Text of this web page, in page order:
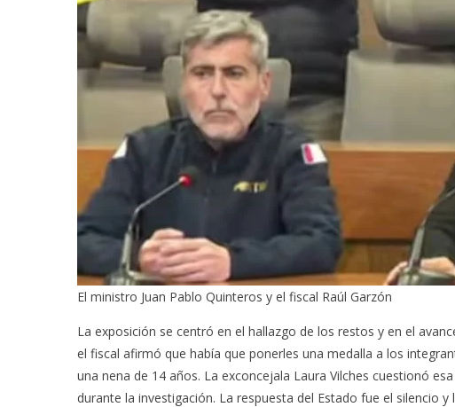
El ministro Juan Pablo Quinteros y el fiscal Raúl Garzón
La exposición se centró en el hallazgo de los restos y en el
el fiscal afirmó que había que ponerles una medalla a los
una nena de 14 años. La exconcejala Laura Vilches cuestionó
durante la investigación. La respuesta del Estado fue el silencio y